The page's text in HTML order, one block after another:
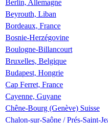
Berlin, Allemagne
Beyrouth, Liban
Bordeaux, France
Bosnie-Herzégovine
Boulogne-Billancourt
Bruxelles, Belgique
Budapest, Hongrie
Cap Ferret, France
Cayenne, Guyane
Chêne-Bourg (Genève) Suisse
Chalon-sur-Saône / Prés-Saint-